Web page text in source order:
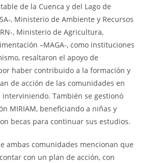
de la Cuenca y del Lago de
, Ministerio de Ambiente y Recursos
, Ministerio de Agricultura,
–MAGA-, como instituciones
resaltaron el apoyo de
por haber contribuido a la formación y
de acción de las comunidades en
interviniendo. También se gestionó
MIRIAM, beneficiando a niñas y
becas para continuar sus estudios.
ambas comunidades mencionan que
con un plan de acción, con